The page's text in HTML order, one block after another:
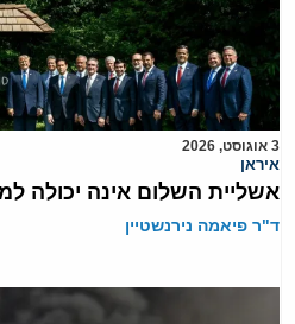
3 אוגוסט, 2026
איראן
אשליית השלום אינה יכולה
ד"ר פיאמה נירנשטיין